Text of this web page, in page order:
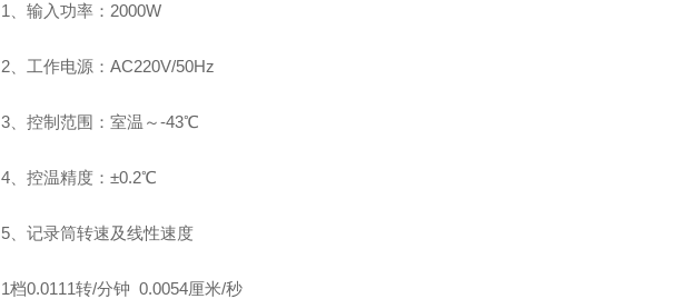
1、输入功率：2000W
2、工作电源：AC220V/50Hz
3、控制范围：室温～-43℃
4、控温精度：±0.2℃
5、记录筒转速及线性速度
1档0.0111转/分钟 0.0054厘米/秒